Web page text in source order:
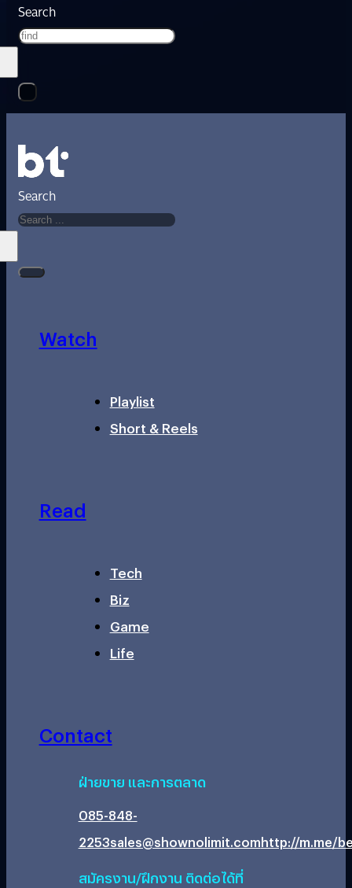
Search
Search
Watch
Playlist
Short & Reels
Read
Tech
Biz
Game
Life
Contact
ฝ่ายขาย และการตลาด
085-848-
2253sales@shownolimit.comhttp://m.me/
สมัครงาน/ฝึกงาน ติดต่อได้ที่